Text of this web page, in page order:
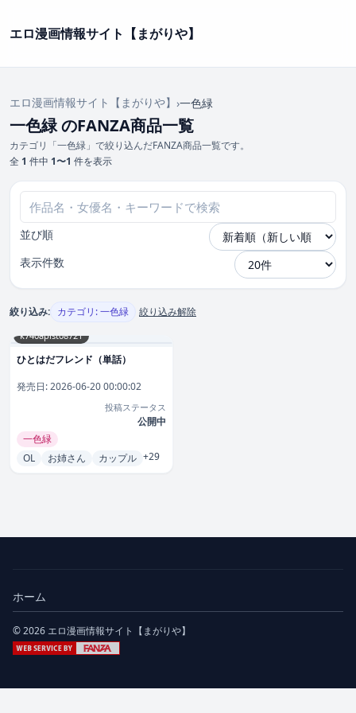
エロ漫画情報サイト【まがりや】
エロ漫画情報サイト【まがりや】 ›一色緑
一色緑 のFANZA商品一覧
カテゴリ「一色緑」で絞り込んだFANZA商品一覧です。
全 1 件中 1〜1 件を表示
並び順
表示件数
絞り込み: カテゴリ: 一色緑 絞り込み解除
k740aplst08721
ひとはだフレンド（単話）
発売日:2026-06-20 00:00:02
投稿ステータス
公開中
一色緑
OL
お姉さん カップル +29
ホーム
© 2026 エロ漫画情報サイト【まがりや】